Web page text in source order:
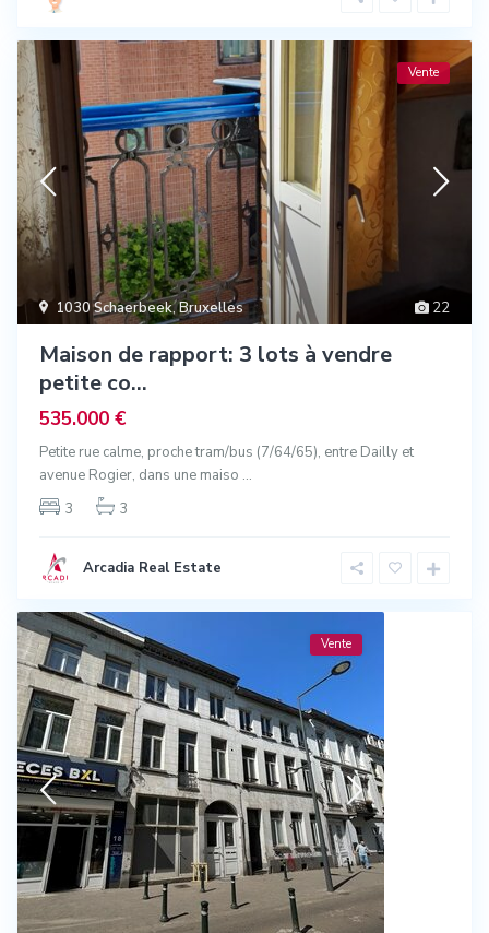
22
1030 Schaerbeek,Bruxelles
Vente
Maison de rapport: 3 lots à vendre
petite co...
535.000 €
Petite rue calme, proche tram/bus (7/64/65), entre Dailly et
avenue Rogier, dans une maiso ...
3
3
Arcadia Real Estate
Vente